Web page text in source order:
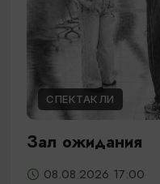
СПЕКТАКЛИ
Зал ожидания
08.08.2026 17:00